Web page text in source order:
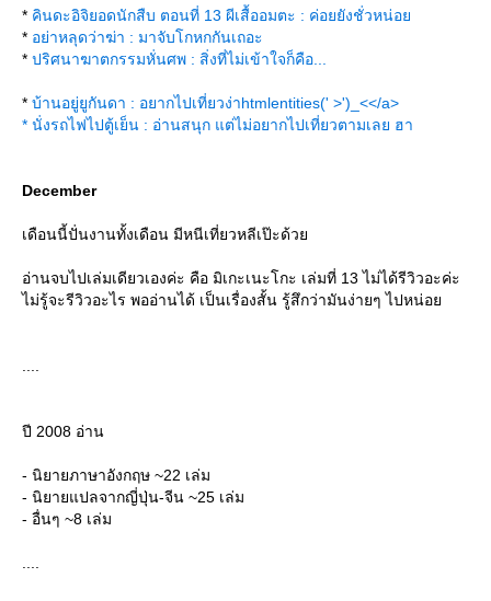
* คินดะอิจิยอดนักสืบ ตอนที่ 13 ผีเสื้ออมตะ : ค่อยยังชั่วหน่อ
* อย่าหลุดว่าฆ่า : มาจับโกหกกันเถอะ
* ปริศนาฆาตกรรมหั่นศพ : สิ่งที่ไม่เข้าใจก็คือ...
* บ้านอยู่ยูกันดา : อยากไปเที่ยวง่าhtmlentities(' >')_<</a>
* นั่งรถไฟไปตู้เย็น : อ่านสนุก แต่ไม่อยากไปเที่ยวตามเลย ฮา
December
เดือนนี้ปั่นงานทั้งเดือน มีหนีเที่ยวหลีเป๊ะด้ว
อ่านจบไปเล่มเดียวเองค่ะ คือ มิเกะเนะโกะ เล่มที่ 13 ไม่ได้รีวิวอะค่ะ
ไม่รู้จะรีวิวอะไร พออ่านได้ เป็นเรื่องสั้น รู้สึกว่ามันง่ายๆ ไปหน่อ
ปี 2008 อ่าน
- นิยายภาษาอังกฤษ ~22 เล่ม
- นิยายแปลจากญี่ปุ่น-จีน ~25 เล่ม
- อื่นๆ ~8 เล่ม